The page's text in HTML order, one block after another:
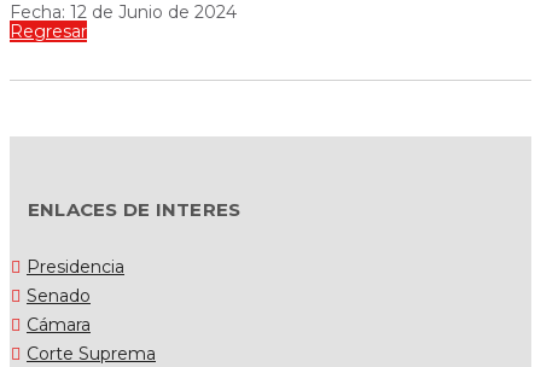
Fecha: 12 de Junio de 2024
Regresar
ENLACES DE INTERES
Presidencia
Senado
Cámara
Corte Suprema